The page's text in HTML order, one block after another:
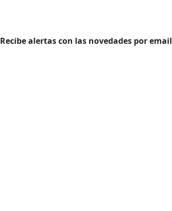
Recibe alertas con las novedades por email